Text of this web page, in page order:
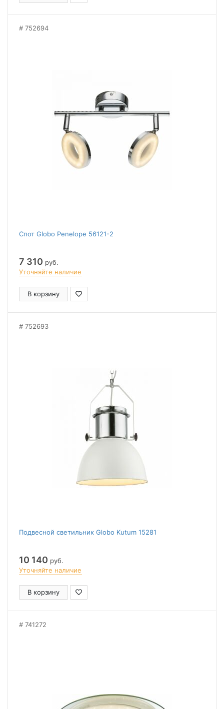
752694
Спот Globo Penelope 56121-2
7 310 руб.
Уточняйте наличие
В корзину
752693
Подвесной светильник Globo Kutum 15281
10 140 руб.
Уточняйте наличие
В корзину
741272